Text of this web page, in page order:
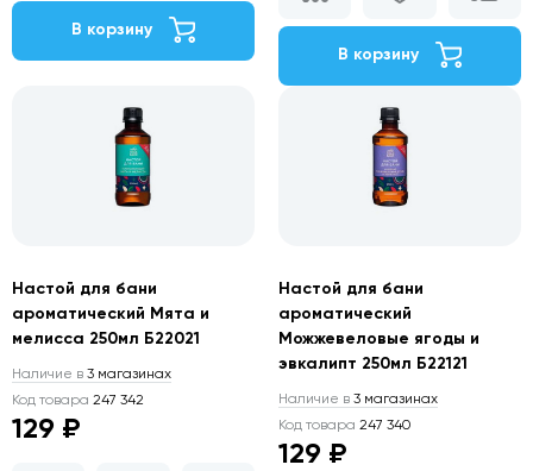
В корзину
В корзину
Настой для бани
ароматический Мята и
мелисса 250мл Б22021
Наличие в 3 магазинах
Код товара 247 342
129 ₽
Настой для бани
ароматический
Можжевеловые ягоды и
эвкалипт 250мл Б22121
Наличие в 3 магазинах
Код товара 247 340
129 ₽